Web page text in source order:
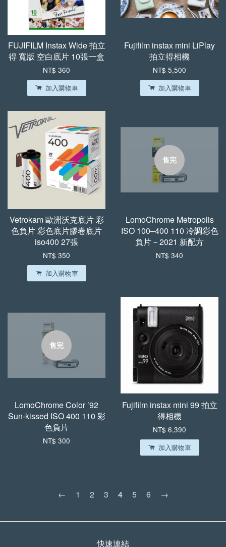
FUJIFILM Instax Wide 拍立
得 寬版 空白底片 10張一盒
NT$ 360
加入購物車
Fujifilm instax mini LiPlay
拍立得相機
NT$ 5,500
加入購物車
Vetrokam 歐洲沃克底片 彩
色負片 彩色底片膠卷底片
iso400 27張
NT$ 350
加入購物車
售完
LomoChrome Metropolis
ISO 100–400 110 冷調彩色
負片－2021 新配方
NT$ 340
售完
LomoChrome Color ’92
Sun-kissed ISO 400 110 彩
色負片
NT$ 300
Fujifilm instax mini 99 拍立
得相機
NT$ 6,390
加入購物車
← 1 2 3 4 5 6 →
快速連結